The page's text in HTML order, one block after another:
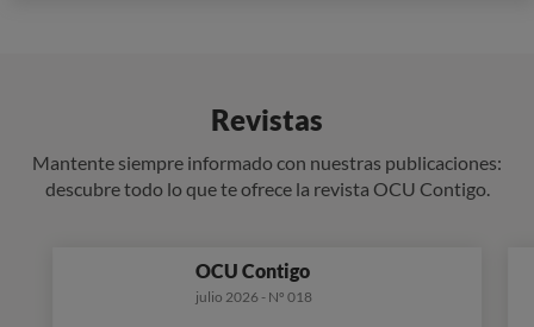
Revistas
Mantente siempre informado con nuestras publicaciones:
descubre todo lo que te ofrece la revista OCU Contigo.
OCU Contigo
julio 2026 - Nº 018